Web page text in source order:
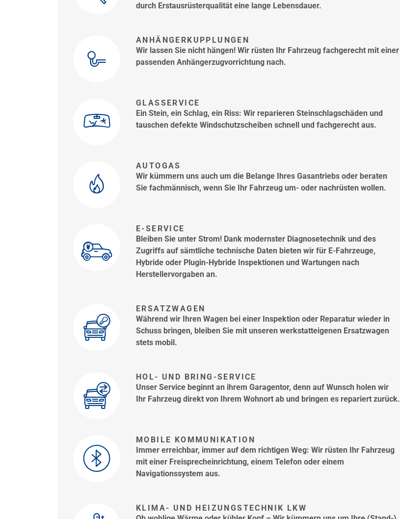
durch Erstausrüsterqualität eine lange Lebensdauer.
ANHÄNGERKUPPLUNGEN
Wir lassen Sie nicht hängen! Wir rüsten Ihr Fahrzeug fachgerecht mit einer
passenden Anhängerzugvorrichtung nach.
GLASSERVICE
Ein Stein, ein Schlag, ein Riss: Wir reparieren Steinschlagschäden und
tauschen defekte Windschutzscheiben schnell und fachgerecht aus.
AUTOGAS
Wir kümmern uns auch um die Belange Ihres Gasantriebs oder beraten
Sie fachmännisch, wenn Sie Ihr Fahrzeug um- oder nachrüsten wollen.
E-SERVICE
Bleiben Sie unter Strom! Dank modernster Diagnosetechnik und des
Zugriffs auf sämtliche technische Daten bieten wir für E-Fahrzeuge,
Hybride oder Plugin-Hybride Inspektionen und Wartungen nach
Herstellervorgaben an.
ERSATZWAGEN
Während wir Ihren Wagen bei einer Inspektion oder Reparatur wieder in
Schuss bringen, bleiben Sie mit unseren werkstatteigenen Ersatzwagen
stets mobil.
HOL- UND BRING-SERVICE
Unser Service beginnt an ihrem Garagentor, denn auf Wunsch holen wir
Ihr Fahrzeug direkt von Ihrem Wohnort ab und bringen es repariert zurück.
MOBILE KOMMUNIKATION
Immer erreichbar, immer auf dem richtigen Weg: Wir rüsten Ihr Fahrzeug
mit einer Freisprecheinrichtung, einem Telefon oder einem
Navigationssystem aus.
KLIMA- UND HEIZUNGSTECHNIK LKW